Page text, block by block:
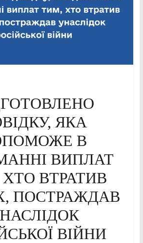
ЯКА
В
ВИПЛАТ
ВТРАТИВ
ПОСТРАЖДАВ
ВІЙНИ